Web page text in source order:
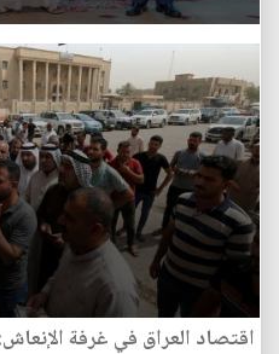
اقتصاد العراق في غرفة